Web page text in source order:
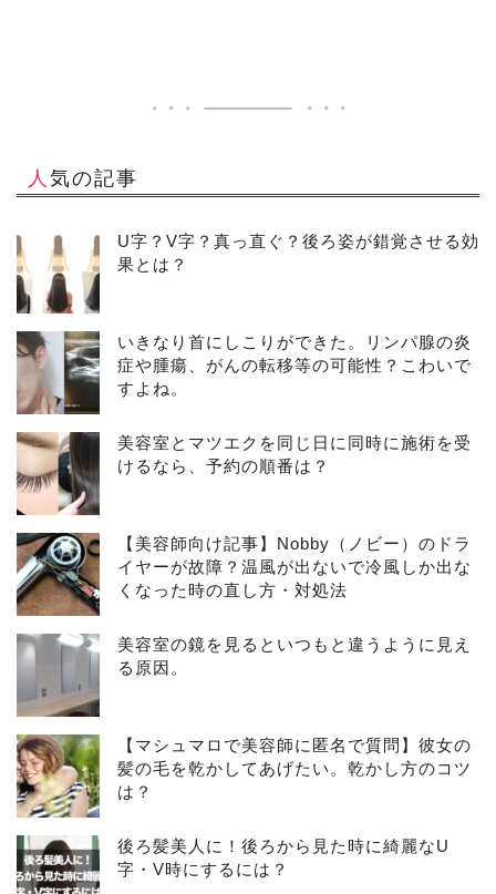
人気の記事
U字？V字？真っ直ぐ？後ろ姿が錯覚させる効
果とは？
いきなり首にしこりができた。リンパ腺の炎
症や腫瘍、がんの転移等の可能性？こわいで
すよね。
美容室とマツエクを同じ日に同時に施術を受
けるなら、予約の順番は？
【美容師向け記事】Nobby（ノビー）のドラ
イヤーが故障？温風が出ないで冷風しか出な
くなった時の直し方・対処法
美容室の鏡を見るといつもと違うように見え
る原因。
【マシュマロで美容師に匿名で質問】彼女の
髪の毛を乾かしてあげたい。乾かし方のコツ
は？
後ろ髪美人に！後ろから見た時に綺麗なU
字・V時にするには？